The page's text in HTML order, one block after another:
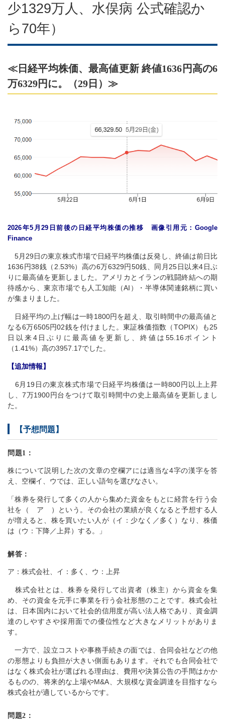
少1329万人、水俣病 公式確認か
ら70年）
≪日経平均株価、最高値更新 終値1636円高の6
万6329円に。（29日）≫
2026年5月29日前後の日経平均株価の推移 画像引用元：Google
Finance
5月29日の東京株式市場で日経平均株価は反発し、終値は前日比
1636円38銭（2.53%）高の6万6329円50銭、同月25日以来4日ぶ
りに最高値を更新しました。アメリカとイランの戦闘終結への期
待感から、東京市場でも人工知能（AI）・半導体関連銘柄に買い
が集まりました。
日経平均の上げ幅は一時1800円を超え、取引時間中の最高値と
なる6万6505円02銭を付けました。東証株価指数（TOPIX）も25
日以来4日ぶりに最高値を更新し、終値は55.16ポイント
（1.41%）高の3957.17でした。
【追加情報】
6月19日の東京株式市場で日経平均株価は一時800円以上上昇
し、7万1900円台をつけて取引時間中の史上最高値を更新しまし
た。
【予想問題】
問題1：
株について説明した次の文章の空欄アには適当な4字の漢字を答
え、空欄イ、ウでは、正しい語句を選びなさい。
「株券を発行して多くの人から集めた資金をもとに経営を行う会
社を（ ア ）という。その会社の業績が良くなると予想する人
が増えると、株を買いたい人が（イ：少なく／多く）なり、株価
は（ウ：下降／上昇）する。」
解答：
ア：株式会社、イ：多く、ウ：上昇
株式会社とは、株券を発行して出資者（株主）から資金を集
め、その資金を元手に事業を行う会社形態のことです。株式会社
は、日本国内において社会的信用度が高い法人格であり、資金調
達のしやすさや採用面での優位性など大きなメリットがありま
す。
一方で、設立コストや事務手続きの面では、合同会社などの他
の形態よりも負担が大きい側面もあります。それでも合同会社で
はなく株式会社が選ばれる理由は、費用や決算公告の手間はかか
るものの、将来的な上場やM&A、大規模な資金調達を目指すなら
株式会社が適しているからです。
問題2：